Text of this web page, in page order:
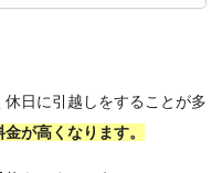
日に引越しをすることが多
が高くなります。